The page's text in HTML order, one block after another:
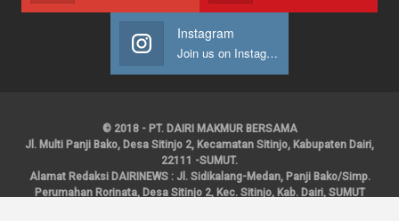
Instagram
Join us on Instagram
© 2018 - PT. DAIRI MAKMUR BERSAMA
Jl. Multi Panji Bako, Desa Sitinjo 2, Kecamatan Sitinjo, Kabupaten Dairi,
22111 -SUMUT.
Alamat Redaksi DAIRINEWS : Jl. Sidikalang-Medan, Panji Bako/Simp.
Perumahan Rorinata, Desa Sitinjo 2, Kec. Sitinjo, Kab. Dairi, SUMUT